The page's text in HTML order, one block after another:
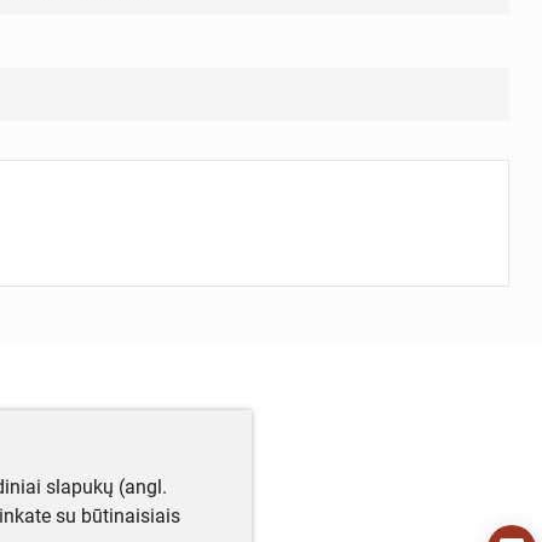
slapukų (angl.
su būtinaisiais